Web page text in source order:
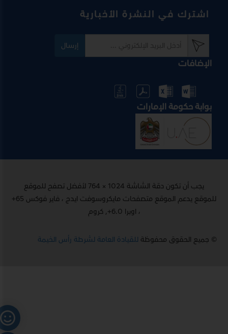
اشترك في النشرة الأخبارية
إرسال
الإضافات
بوابة حكومة الإمارات
يجب أن تكون دقة الشاشة 1024 × 764 لأفضل تصفح للموقع
للموقع يدعم الموقع متصفحات مايكروسوفت ايدج ، فاير فوكس 65+
، اوبرا 6.0+, كروم
© جميع الحقوق محفوظةللقيادة العامة لشرطة رأس الخيمة